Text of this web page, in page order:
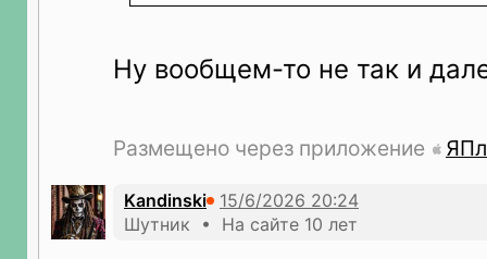
Ну вообщем-то не так и
Размещено через приложение
Kandinski
Шутник • На сайте 10 лет